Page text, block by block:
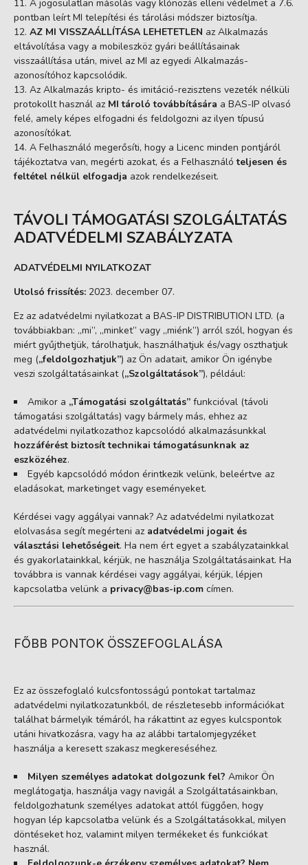
A jogosulatlan másolás vagy klónozás elleni védelmet a 7.6.
pontban leírt MI telepítési és tárolási módszer biztosítja.
AZ MI VISSZAÁLLÍTÁSA LEHETETLEN az Alkalmazás
eltávolítása vagy a mobileszköz gyári beállításainak
visszaállítása után, mivel az MI az egyedi Alkalmazás-
azonosítóhoz kapcsolódik.
Az Alkalmazás kripto- és imitáció-rezisztens vezeték nélküli
protokollt használ az MI tároló továbbítására a BAS-IP olvasó
felé, amely képes elfogadni és feldolgozni az ilyen típusú
azonosítókat.
A Felhasználó megerősíti, hogy a Licenc minden pontjáról
tájékoztatva van, megérti azokat, és a Felhasználóteljesen és
feltétel nélkül elfogadja azok rendelkezéseit.
TÁVOLI TÁMOGATÁSI SZOLGÁLTATÁS
ADATVÉDELMI SZABÁLYZATA
ADATVÉDELMI NYILATKOZAT
Utolsó frissítés: 2023. december 07.
Ez az adatvédelmi nyilatkozat a BAS-IP DISTRIBUTION LTD. (a
továbbiakban: „mi”, „minket” vagy „miénk”) arról szól, hogyan és
miért gyűjthetjük, tárolhatjuk, használhatjuk és/vagy oszthatjuk
meg („feldolgozhatjuk”) az Ön adatait, amikor Ön igénybe
veszi szolgáltatásainkat („Szolgáltatások”), például:
Amikor a „Támogatási szolgáltatás” funkcióval (távoli
támogatási szolgáltatás) vagy bármely más, ehhez az
adatvédelmi nyilatkozathoz kapcsolódó alkalmazásunkkal
hozzáférést biztosít technikai támogatásunknak az
eszközéhez.
Egyéb kapcsolódó módon érintkezik velünk, beleértve az
eladásokat, marketinget vagy eseményeket.
Kérdései vagy aggályai vannak? Az adatvédelmi nyilatkozat
elolvasása segít megérteni az adatvédelmi jogait és
választási lehetőségeit. Ha nem ért egyet a szabályzatainkkal
és gyakorlatainkkal, kérjük, ne használja Szolgáltatásainkat. Ha
továbbra is vannak kérdései vagy aggályai, kérjük, lépjen
kapcsolatba velünk a privacy@bas-ip.com címen.
FŐBB PONTOK ÖSSZEFOGLALÁSA
Ez az összefoglaló kulcsfontosságú pontokat tartalmaz
adatvédelmi nyilatkozatunkból, de részletesebb információkat
találhat bármelyik témáról, ha rákattint az egyes kulcspontok
utáni hivatkozásra, vagy ha az alábbi tartalomjegyzéket
használja a keresett szakasz megkereséséhez.
Milyen személyes adatokat dolgozunk fel? Amikor Ön
meglátogatja, használja vagy navigál a Szolgáltatásainkban,
feldolgozhatunk személyes adatokat attól függően, hogy
hogyan lép kapcsolatba velünk és a Szolgáltatásokkal, milyen
döntéseket hoz, valamint milyen termékeket és funkciókat
használ.